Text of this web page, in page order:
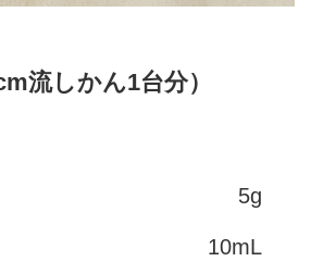
流しかん1台分）
5g
10mL